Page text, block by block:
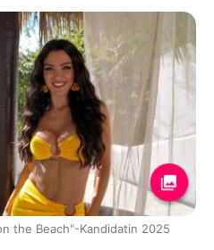
the Beach"-Kandidatin 2025